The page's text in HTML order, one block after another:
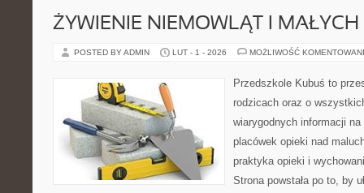
ŻYWIENIE NIEMOWLĄT I MAŁYCH
POSTED BY ADMIN LUT - 1 - 2026 MOŻLIWOŚĆ
Przedszkole Kubuś to
rodzicach oraz o
wiarygodnych informacji
placówek opieki nad
praktyka opieki i
Strona powstała po to, by